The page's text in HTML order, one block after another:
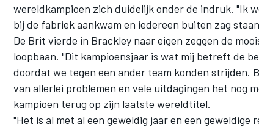
wereldkampioen zich duidelijk onder de indruk. "Ik
bij de fabriek aankwam en iedereen buiten zag
De Brit vierde in Brackley naar eigen zeggen de
loopbaan. "Dit kampioensjaar is wat mij betreft de
doordat we tegen een ander team konden strijden.
van allerlei problemen en vele uitdagingen het nog
kampioen terug op zijn laatste wereldtitel.
"Het is al met al een geweldig jaar en een geweldige